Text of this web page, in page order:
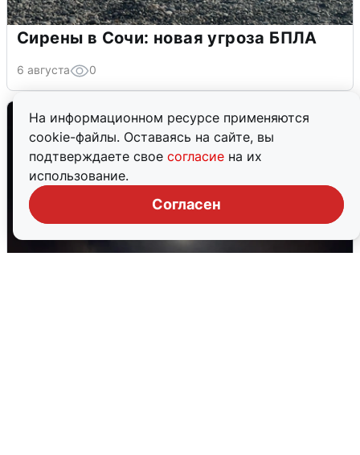
На информационном ресурсе применяются
cookie-файлы. Оставаясь на сайте, вы
подтверждаете свое согласие на их
использование.
Согласен
Сирены в Сочи: новая угроза БПЛА
6 августа 0